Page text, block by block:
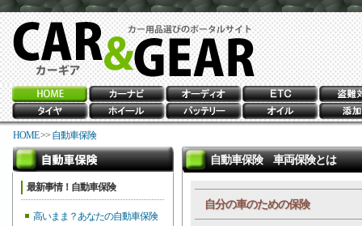
HOME>> 自動車保険
最新事情！自動車保険
高いまま？あなたの自動車保険
自動車保険 車両保険とは
自分の車のための保険